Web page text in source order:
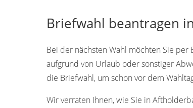
Briefwahl beantragen
Bei der nächsten Wahl möchten Sie
aufgrund von Urlaub oder sonstiger
die Briefwahl, um schon vor dem
Wir verraten Ihnen, wie Sie in